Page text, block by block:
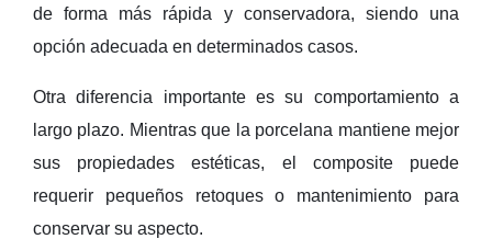
de forma más rápida y conservadora, siendo una
opción adecuada en determinados casos.
Otra diferencia importante es su comportamiento a
largo plazo. Mientras que la porcelana mantiene mejor
sus propiedades estéticas, el composite puede
requerir pequeños retoques o mantenimiento para
conservar su aspecto.